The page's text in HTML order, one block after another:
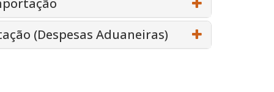
(Despesas Aduaneiras)